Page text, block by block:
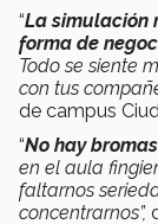
“La simulación
forma de
Todo se siente
con tus
de campus
“No hay
en el aula
faltarnos
concentrarnos”,